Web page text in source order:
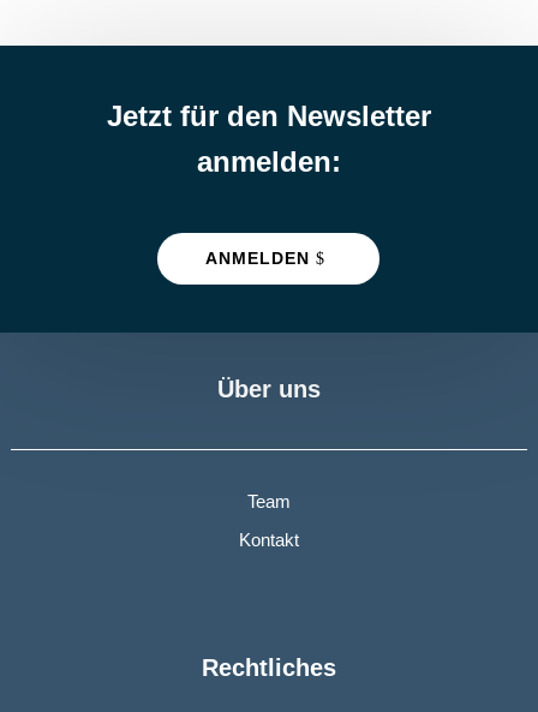
Jetzt für den Newsletter
anmelden:
ANMELDEN
Über uns
Team
Kontakt
Rechtliches